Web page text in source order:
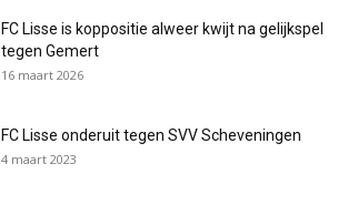
FC Lisse is koppositie alweer kwijt na gelijkspel
tegen Gemert
16 maart 2026
FC Lisse onderuit tegen SVV Scheveningen
4 maart 2023